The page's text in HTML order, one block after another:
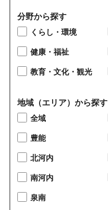
分野から探す
くらし・環境
健康・福祉
教育・文化・観光
地域（エリア）から探す
全域
豊能
北河内
南河内
泉南